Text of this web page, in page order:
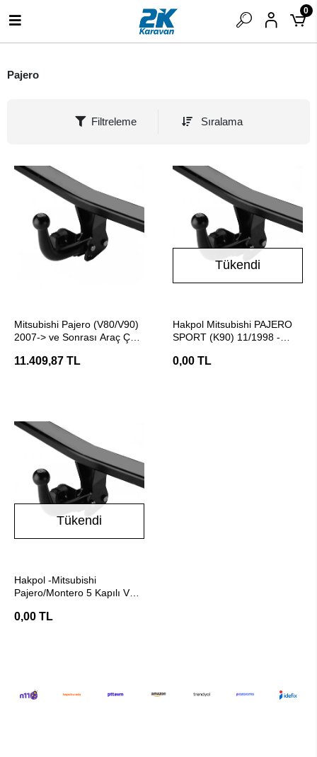
0
Pajero
Filtreleme Sıralama
Mitsubishi Pajero (V80/V90)
2007-> ve Sonrası Araç Çeki
11.409,87 TL
Tükendi
Hakpol Mitsubishi PAJERO
SPORT (K90) 11/1998 -
0,00 TL
Tükendi
Hakpol -Mitsubishi
Pajero/Montero 5 Kapılı V70
0,00 TL